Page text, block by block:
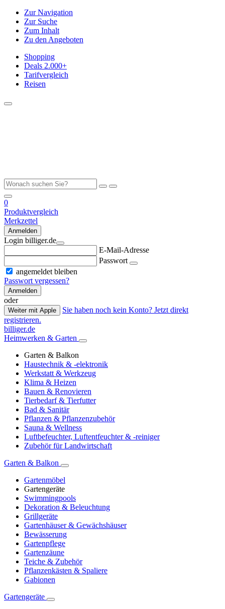
Zur Navigation
Zur Suche
Zum Inhalt
Zu den Angeboten
Shopping
Deals 2.000+
Tarifvergleich
Reisen
0
Produktvergleich
Merkzettel
Anmelden
Login billiger.de
E-Mail-Adresse
Passwort
angemeldet bleiben
Passwort vergessen?
Anmelden
oder
Weiter mit Apple
Sie haben noch kein Konto? Jetzt direkt
registrieren.
billiger.de
Heimwerken & Garten
Garten & Balkon
Haustechnik & -elektronik
Werkstatt & Werkzeug
Klima & Heizen
Bauen & Renovieren
Tierbedarf & Tierfutter
Bad & Sanitär
Pflanzen & Pflanzenzubehör
Sauna & Wellness
Luftbefeuchter, Luftentfeuchter & -reiniger
Zubehör für Landwirtschaft
Garten & Balkon
Gartenmöbel
Gartengeräte
Swimmingpools
Dekoration & Beleuchtung
Grillgeräte
Gartenhäuser & Gewächshäuser
Bewässerung
Gartenpflege
Gartenzäune
Teiche & Zubehör
Pflanzenkästen & Spaliere
Gabionen
Gartengeräte